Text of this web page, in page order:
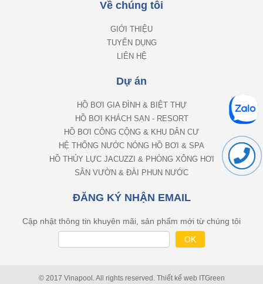
Về chúng tôi
GIỚI THIỆU
TUYỂN DỤNG
LIÊN HỆ
Dự án
HỒ BƠI GIA ĐÌNH & BIỆT THỰ
HỒ BƠI KHÁCH SẠN - RESORT
HỒ BƠI CÔNG CỘNG & KHU DÂN CƯ
HỆ THỐNG NƯỚC NÓNG HỒ BƠI & SPA
HỒ THỦY LỰC JACUZZI & PHÒNG XÔNG HƠI
SÂN VƯỜN & ĐÀI PHUN NƯỚC
ĐĂNG KÝ NHẬN EMAIL
Cập nhật thông tin khuyên mãi, sản phẩm mới từ chúng tôi
© 2017 Vinapool. All rights reserved. Thiết kế web ITGreen